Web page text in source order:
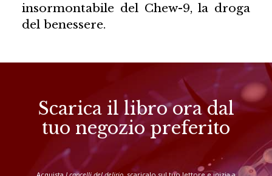
insormontabile del Chew-9, la droga
del benessere.
Scarica il libro ora dal
tuo negozio preferito